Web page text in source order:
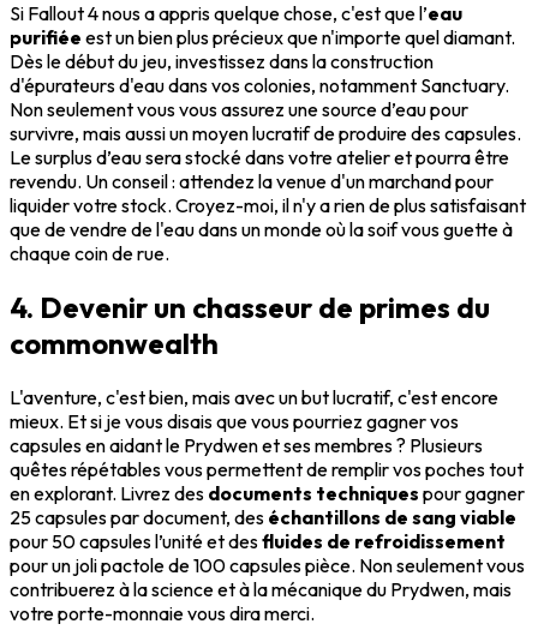
Si Fallout 4 nous a appris quelque chose, c'est que l’eau
purifiée est un bien plus précieux que n'importe quel diamant.
Dès le début du jeu, investissez dans la construction
d'épurateurs d'eau dans vos colonies, notamment Sanctuary.
Non seulement vous vous assurez une source d’eau pour
survivre, mais aussi un moyen lucratif de produire des capsules.
Le surplus d’eau sera stocké dans votre atelier et pourra être
revendu. Un conseil : attendez la venue d'un marchand pour
liquider votre stock. Croyez-moi, il n'y a rien de plus satisfaisant
que de vendre de l'eau dans un monde où la soif vous guette à
chaque coin de rue.
4. Devenir un chasseur de primes du
commonwealth
L'aventure, c'est bien, mais avec un but lucratif, c'est encore
mieux. Et si je vous disais que vous pourriez gagner vos
capsules en aidant le Prydwen et ses membres ? Plusieurs
quêtes répétables vous permettent de remplir vos poches tout
en explorant. Livrez des documents techniques pour gagner
25 capsules par document, des échantillons de sang viable
pour 50 capsules l’unité et desfluides de refroidissement
pour un joli pactole de 100 capsules pièce. Non seulement vous
contribuerez à la science et à la mécanique du Prydwen, mais
votre porte-monnaie vous dira merci.